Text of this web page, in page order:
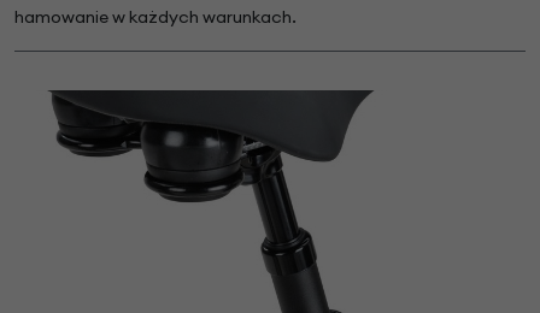
hamowanie w każdych warunkach.